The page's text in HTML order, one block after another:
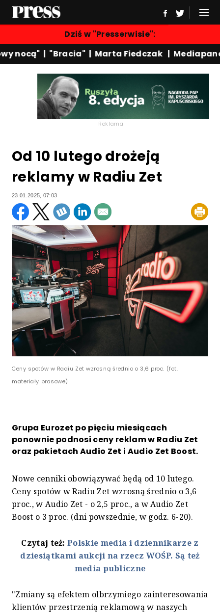
Dziś w "Presserwisie":
nocą"|"Bracia"| Marta Fiedczak|Mediapanel
Reklama
Od 10 lutego drożeją
reklamy w Radiu Zet
23.01.2025, 07:03
Ceny spotów w Radiu Zet wzrosną średnio o 3,6 proc. (fot.
materiały prasowe)
Grupa Eurozet po pięciu miesiącach
ponownie podnosi ceny reklam w Radiu Zet
oraz pakietach Audio Zet i Audio Zet Boost.
Nowe cenniki obowiązywać będą od 10 lutego.
Ceny spotów w Radiu Zet wzrosną średnio o 3,6
proc., w Audio Zet - o 2,5 proc., a w Audio Zet
Boost o 3 proc. (dni powszednie, w godz. 6-20).
Czytaj też:Polskie media i dziennikarze z
dziesiątkami aukcji na rzecz WOŚP. Są też
media publiczne
"Zmiany są efektem olbrzymiego zainteresowania
klientów przestrzenią reklamową w naszych